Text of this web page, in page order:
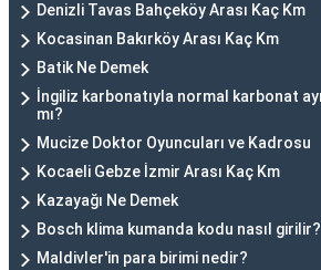
Denizli Tavas Bahçeköy Arası Kaç Km
Kocasinan Bakırköy Arası Kaç Km
Batik Ne Demek
İngiliz karbonatıyla normal karbonat
mı?
Mucize Doktor Oyuncuları ve Kadrosu
Kocaeli Gebze İzmir Arası Kaç Km
Kazayağı Ne Demek
Bosch klima kumanda kodu nasıl girilir?
Maldivler'in para birimi nedir?